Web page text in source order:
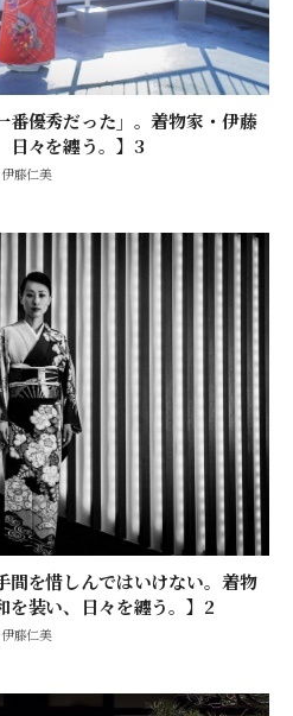
番優秀だった」。着物家・伊藤
日々を纏う。】3
伊藤仁美
間を惜しんではいけない。着物
を装い、日々を纏う。】2
伊藤仁美